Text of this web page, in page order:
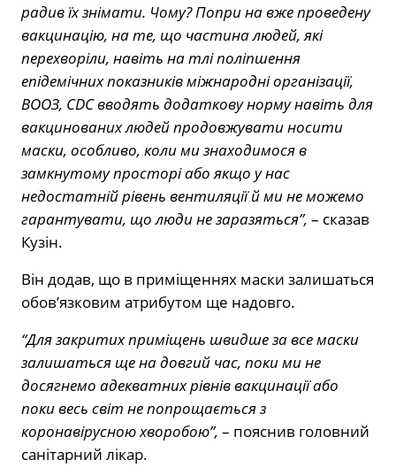
радив їх знімати. Чому? Попри на вже проведену
вакцинацію, на те, що частина людей, які
перехворіли, навіть на тлі поліпшення
епідемічних показників міжнародні організації,
ВООЗ, CDC вводять додаткову норму навіть для
вакцинованих людей продовжувати носити
маски, особливо, коли ми знаходимося в
замкнутому просторі або якщо у нас
недостатній рівень вентиляції й ми не можемо
гарантувати, що люди не заразяться”, – сказав
Кузін.
Він додав, що в приміщеннях маски залишаться
обов’язковим атрибутом ще надовго.
“Для закритих приміщень швидше за все маски
залишаться ще на довгий час, поки ми не
досягнемо адекватних рівнів вакцинації або
поки весь світ не попрощається з
коронавірусною хворобою”, – пояснив головний
санітарний лікар.